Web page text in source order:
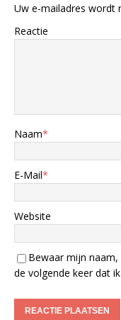
Uw e-mailadres wordt
Reactie
Naam*
E-Mail*
Website
Bewaar mijn
de volgende keer dat